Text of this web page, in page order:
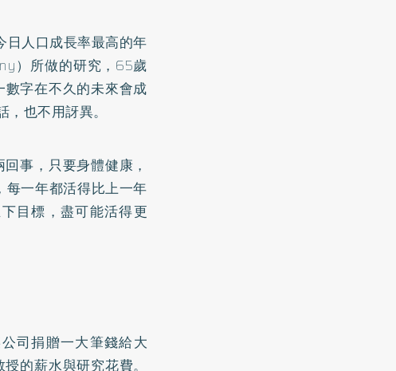
人口成長率最高的年
）所做的研究，65歲
字在不久的未來會成
也不用訝異。
事，只要身體健康，
一年都活得比上一年
目標，盡可能活得更
司捐贈一大筆錢給大
的薪水與研究花費。